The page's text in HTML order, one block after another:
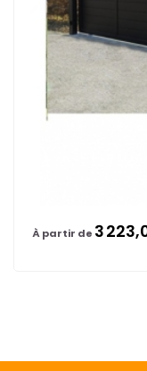
À partir de 3